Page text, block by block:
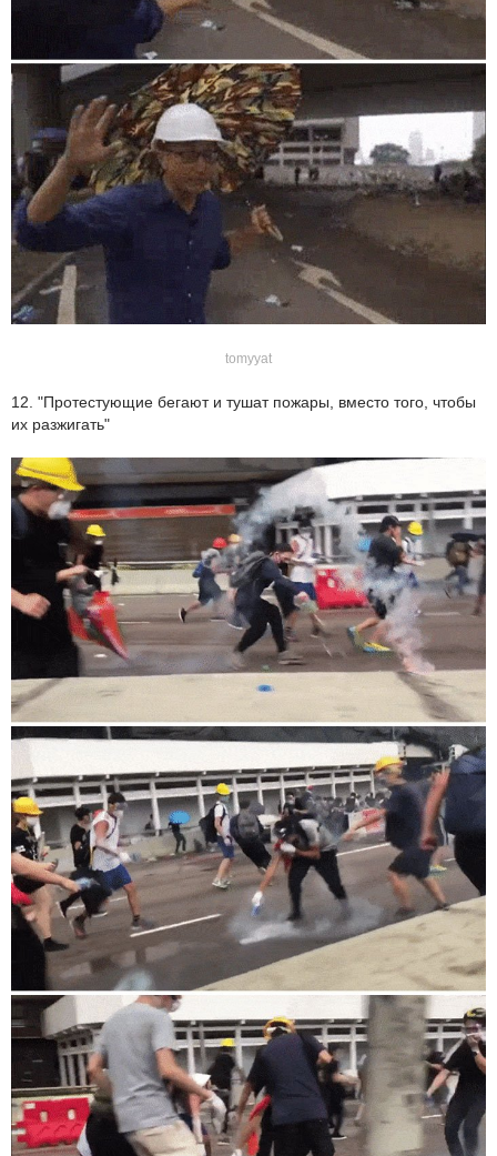
tomyyat
12. "Протестующие бегают и тушат пожары, вместо того, чтобы
их разжигать"